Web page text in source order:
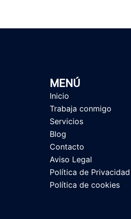
MENÚ
Inicio
Trabaja conmigo
Servicios
Blog
Contacto
Aviso Legal
Política de Privacidad
Política de cookies